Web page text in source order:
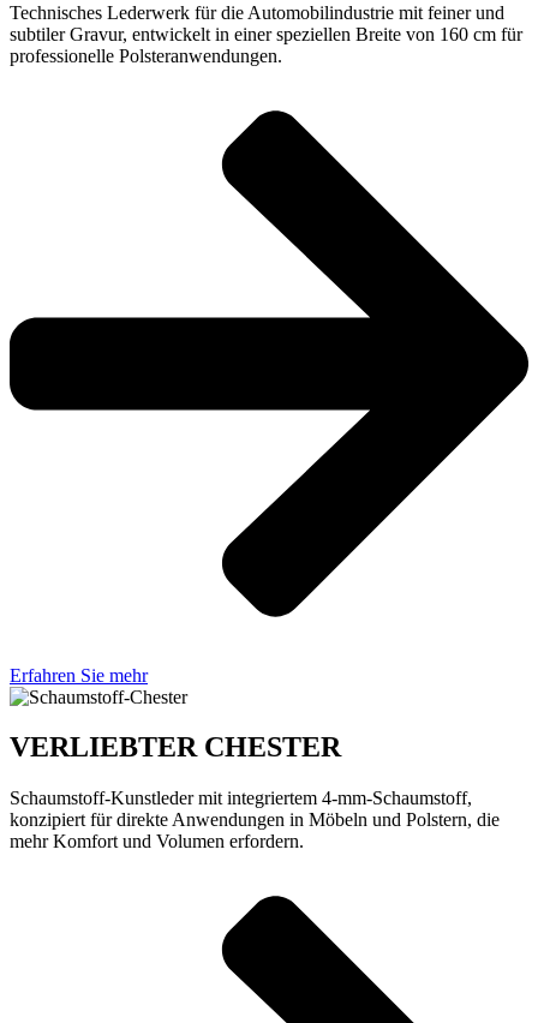
Technisches Lederwerk für die Automobilindustrie mit feiner und
subtiler Gravur, entwickelt in einer speziellen Breite von 160 cm für
professionelle Polsteranwendungen.
Erfahren Sie mehr
VERLIEBTER CHESTER
Schaumstoff-Kunstleder mit integriertem 4-mm-Schaumstoff,
konzipiert für direkte Anwendungen in Möbeln und Polstern, die
mehr Komfort und Volumen erfordern.